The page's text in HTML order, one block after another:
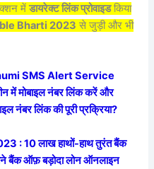
मेंडायरेक्ट लिंक प्रोवाइडकिया
Bharti 2023 से जुड़ी और भी
SMS Alert Service
में मोबाइल नंबर लिंक करें और
नंबर लिंक की पूरी प्रक्रिया?
: 10 लाख हाथों-हाथ तुरंत बैंक
बैंक ऑफ़ बड़ोदा लोन ऑनलाइन